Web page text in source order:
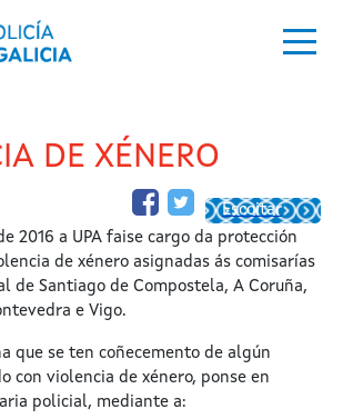
DE XÉNERO
Escoitar
2016 a UPA faise cargo da protección
de xénero asignadas ás comisarías
de Santiago de Compostela, A Coruña,
e Vigo.
que se ten coñecemento de algún
con violencia de xénero, ponse en
policial, mediante a: